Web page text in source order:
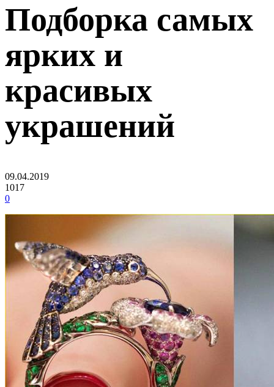
Подборка самых
ярких и
красивых
украшений
09.04.2019
1017
0